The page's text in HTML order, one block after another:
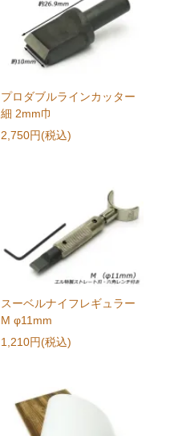
プロダブルラインカッター
細 2mm巾
2,750円(税込)
スーベルナイフレギュラー
M φ11mm
1,210円(税込)